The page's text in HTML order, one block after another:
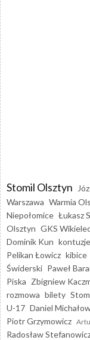
Stomil Olsztyn
Warszawa Warmia
Niepołomice Łukasz
Olsztyn GKS
Dominik Kun kontuzje
Pelikan Łowicz kibice
Świderski Paweł
Piska Zbigniew
rozmowa bilety
U-17 Daniel
Piotr Grzymowicz
Radosław